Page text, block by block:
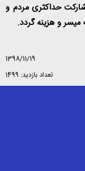
حداکثری مردم و
میسر و هزینه گردد.
1398/11/19
تعداد بازدید: 1499